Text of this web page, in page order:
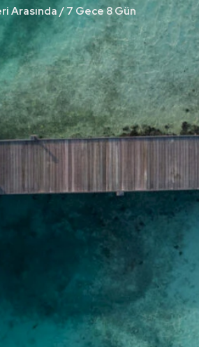
Arasında / 7 Gece 8 Gün